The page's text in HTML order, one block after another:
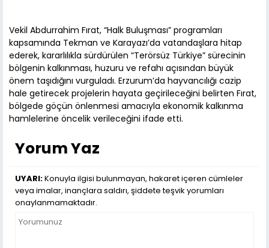
Vekil Abdurrahim Fırat, “Halk Buluşması” programları
kapsamında Tekman ve Karayazı’da vatandaşlara hitap
ederek, kararlılıkla sürdürülen “Terörsüz Türkiye” sürecinin
bölgenin kalkınması, huzuru ve refahı açısından büyük
önem taşıdığını vurguladı. Erzurum’da hayvancılığı cazip
hale getirecek projelerin hayata geçirileceğini belirten Fırat,
bölgede göçün önlenmesi amacıyla ekonomik kalkınma
hamlelerine öncelik verileceğini ifade etti.
Yorum Yaz
UYARI:Konuyla ilgisi bulunmayan, hakaret içeren cümleler
veya imalar, inançlara saldırı, şiddete teşvik yorumları
onaylanmamaktadır.